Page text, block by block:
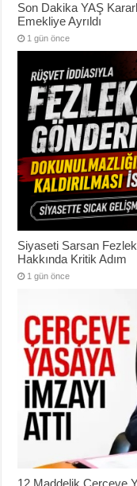
Son Dakika YAŞ
Emekliye Ayrıldı
1 gün önce
Siyaseti Sarsan
Hakkında Kritik Adım
1 gün önce